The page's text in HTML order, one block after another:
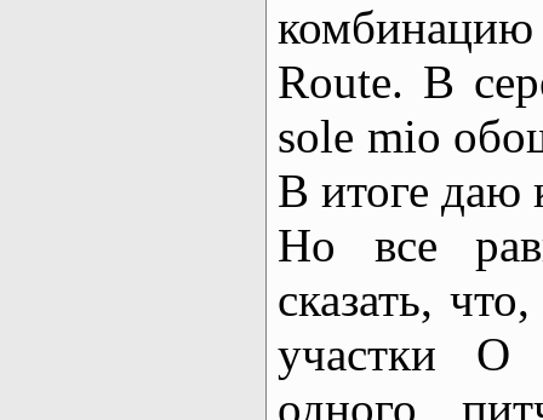
Route. В
sole mio
В итоге даю
Но все
сказать,
участки
одного